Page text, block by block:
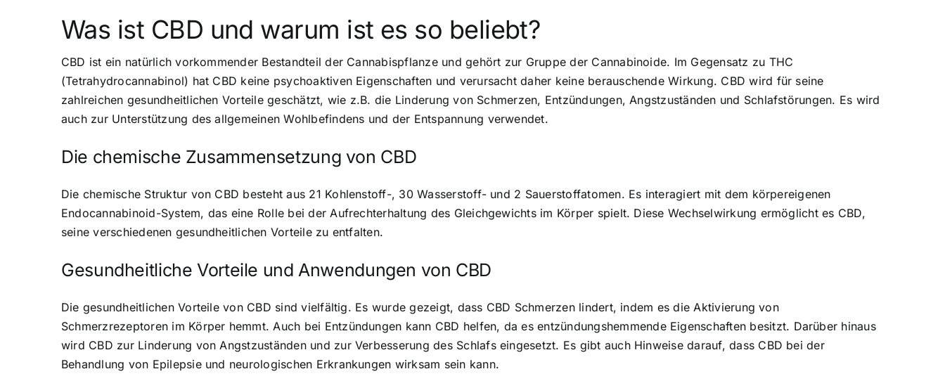
Was ist CBD und warum ist es so beliebt?
CBD ist ein natürlich vorkommender Bestandteil der Cannabispflanze und gehört zur Gruppe der Cannabinoide. Im Gegensatz zu THC
(Tetrahydrocannabinol) hat CBD keine psychoaktiven Eigenschaften und verursacht daher keine berauschende Wirkung. CBD wird für seine
zahlreichen gesundheitlichen Vorteile geschätzt, wie z.B. die Linderung von Schmerzen, Entzündungen, Angstzuständen und Schlafstörungen. Es wird
auch zur Unterstützung des allgemeinen Wohlbefindens und der Entspannung verwendet.
Die chemische Zusammensetzung von CBD
Die chemische Struktur von CBD besteht aus 21 Kohlenstoff-, 30 Wasserstoff- und 2 Sauerstoffatomen. Es interagiert mit dem körpereigenen
Endocannabinoid-System, das eine Rolle bei der Aufrechterhaltung des Gleichgewichts im Körper spielt. Diese Wechselwirkung ermöglicht es CBD,
seine verschiedenen gesundheitlichen Vorteile zu entfalten.
Gesundheitliche Vorteile und Anwendungen von CBD
Die gesundheitlichen Vorteile von CBD sind vielfältig. Es wurde gezeigt, dass CBD Schmerzen lindert, indem es die Aktivierung von
Schmerzrezeptoren im Körper hemmt. Auch bei Entzündungen kann CBD helfen, da es entzündungshemmende Eigenschaften besitzt. Darüber hinaus
wird CBD zur Linderung von Angstzuständen und zur Verbesserung des Schlafs eingesetzt. Es gibt auch Hinweise darauf, dass CBD bei der
Behandlung von Epilepsie und neurologischen Erkrankungen wirksam sein kann.